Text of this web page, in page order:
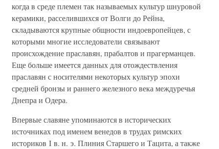
когда в среде племен так называемых культур шнуровой
керамики, расселившихся от Волги до Рейна,
складываются крупные общности индоевропейцев, с
которыми многие исследователи связывают
происхождение праславян, прабалтов и прагерманцев.
Еще больше имеется данных для отождествления
праславян с носителями некоторых культур эпохи
средней бронзы и раннего железного века междуречья
Днепра и Одера.
Впервые славяне упоминаются в исторических
источниках под именем венедов в трудах римских
историков I в. н. э. Плиния Старшего и Тацита, а также